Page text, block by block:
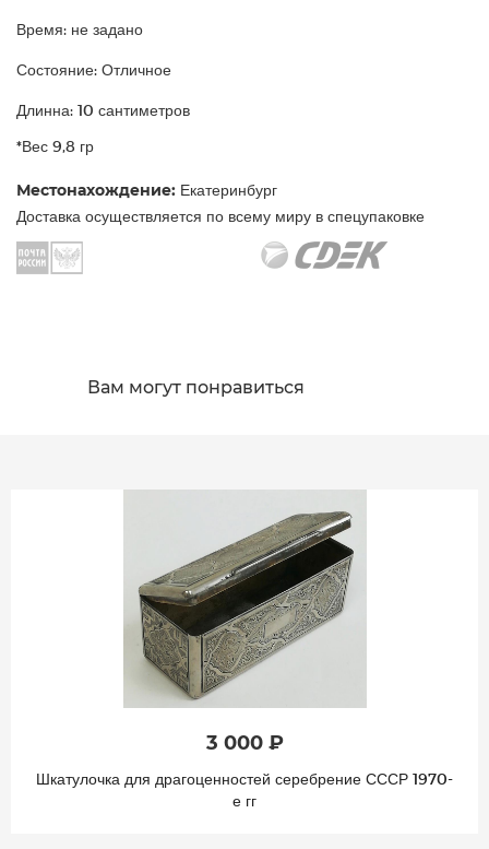
Время: не задано
Состояние: Отличное
Длинна: 10 сантиметров
*Вес 9,8 гр
Местонахождение: Екатеринбург
Доставка осуществляется по всему миру в спецупаковке
Вам могут понравиться
3 000 ₽
Шкатулочка для драгоценностей серебрение СССР 1970-
е гг